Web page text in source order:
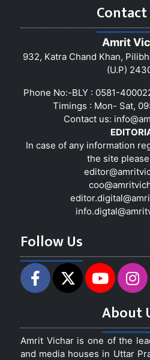
Contact
Amrit
932, Katra Chand Khan,
(U.P)
Phone No:-BLY : 0581-
Timings : Mon- Sat,
Contact us:
In case of any information
the site
Follow Us
About
Amrit Vichar is one of the
and media houses in Uttar